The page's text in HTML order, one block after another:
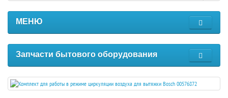
МЕНЮ
Запчасти бытового оборудования